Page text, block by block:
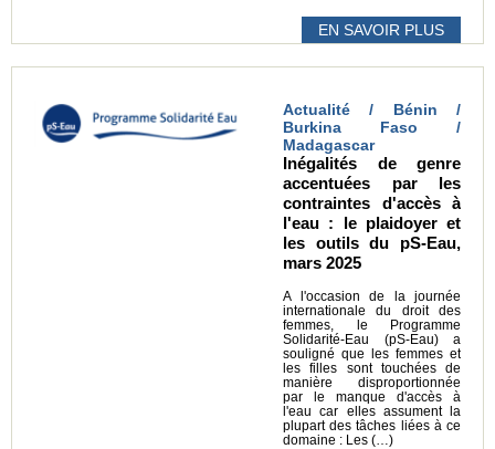
EN SAVOIR PLUS
Actualité / Bénin /
Burkina Faso /
Madagascar
Inégalités de genre
accentuées par les
contraintes d'accès à
l'eau : le plaidoyer et
les outils du pS-Eau,
mars 2025
A l'occasion de la journée
internationale du droit des
femmes, le Programme
Solidarité-Eau (pS-Eau) a
souligné que les femmes et
les filles sont touchées de
manière disproportionnée
par le manque d'accès à
l'eau car elles assument la
plupart des tâches liées à ce
domaine : Les (…)